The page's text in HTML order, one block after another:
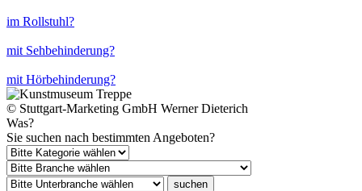
im Rollstuhl?
mit Sehbehinderung?
mit Hörbehinderung?
© Stuttgart-Marketing GmbH Werner Dieterich
Was?
Sie suchen nach bestimmten Angeboten?
suchen